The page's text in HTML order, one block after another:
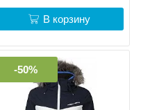
В корзину
-50%